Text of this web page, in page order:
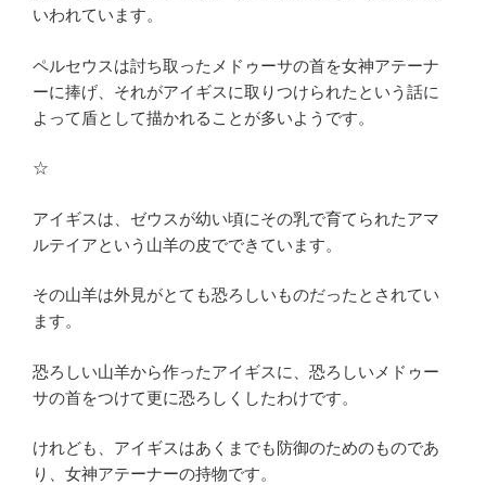
いわれています。
ペルセウスは討ち取ったメドゥーサの首を女神アテーナ
ーに捧げ、それがアイギスに取りつけられたという話に
よって盾として描かれることが多いようです。
☆
アイギスは、ゼウスが幼い頃にその乳で育てられたアマ
ルテイアという山羊の皮でできています。
その山羊は外見がとても恐ろしいものだったとされてい
ます。
恐ろしい山羊から作ったアイギスに、恐ろしいメドゥー
サの首をつけて更に恐ろしくしたわけです。
けれども、アイギスはあくまでも防御のためのものであ
り、女神アテーナーの持物です。